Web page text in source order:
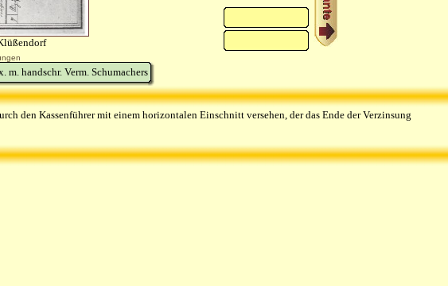
m. handschr. Verm. Schumachers
den Kassenführer mit einem horizontalen Einschnitt versehen, der das Ende der Verzinsung